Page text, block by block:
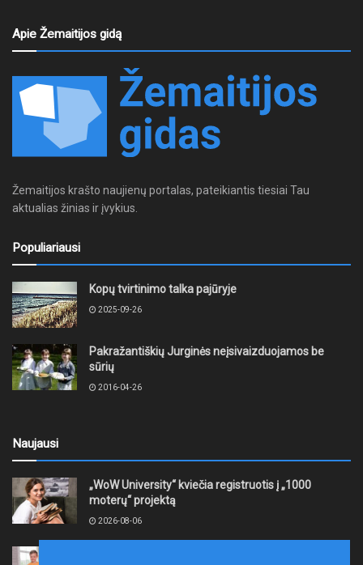
Apie Žemaitijos gidą
Žemaitijos krašto naujienų portalas, pateikiantis tiesiai Tau
aktualias žinias ir įvykius.
Populiariausi
Kopų tvirtinimo talka pajūryje
2025-09-26
Pakražantiškių Jurginės neįsivaizduojamos be
sūrių
2016-04-26
Naujausi
„WoW University“ kviečia registruotis į „1000
moterų“ projektą
2026-08-06